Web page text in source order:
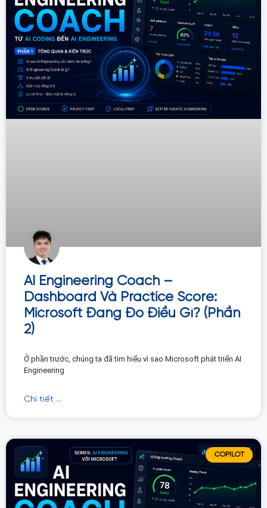
AI Engineering Coach –
Dashboard Và Practice Score:
Microsoft Đang Đo Điều Gì? (Phần
2)
Ở phần trước, chúng ta đã tìm hiểu vì sao Microsoft phát triển AI
Engineering
Chi tiết ...
COPILOT